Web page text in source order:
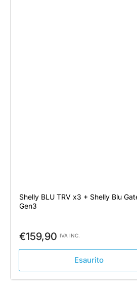
Shelly BLU TRV x3 + Shelly Blu
Gen3
Prezzo
standard
€159,90 IVA INC.
Esaurito